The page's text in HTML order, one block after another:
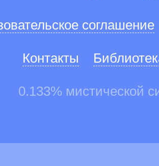
соглашение
Контакты
0.133% мистической